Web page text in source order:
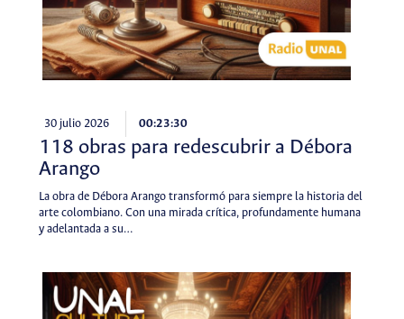
30 julio 2026 00:23:30
118 obras para redescubrir a Débora
Arango
La obra de Débora Arango transformó para siempre la historia del
arte colombiano. Con una mirada crítica, profundamente humana
y adelantada a su…